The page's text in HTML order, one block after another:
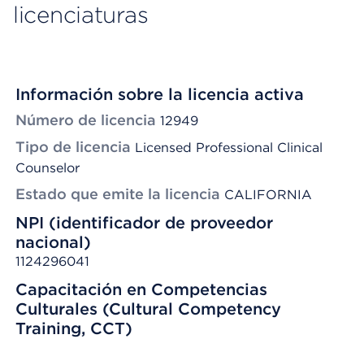
licenciaturas
Información sobre la licencia activa
Número de licencia 12949
Tipo de licencia Licensed Professional Clinical
Counselor
Estado que emite la licencia CALIFORNIA
NPI (identificador de proveedor
nacional)
1124296041
Capacitación en Competencias
Culturales (Cultural Competency
Training, CCT)